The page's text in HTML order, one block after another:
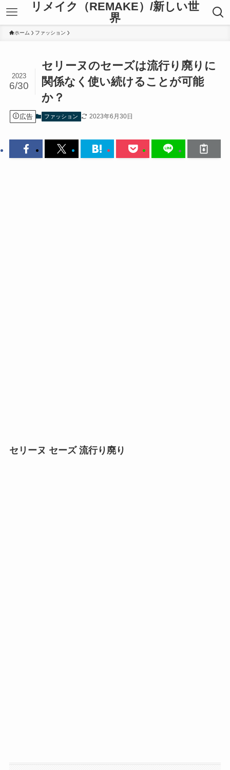
リメイク（REMAKE）/新しい世
界
ホーム ファッション
セリーヌのセーズは流行り廃りに
関係なく使い続けることが可能
か？
2023
6/30
広告 ファッション 2023年6月30日
セリーヌ セーズ 流行り廃り